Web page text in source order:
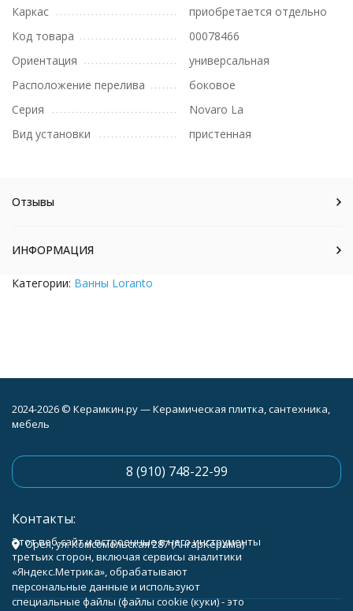
Каркас
приобретается отдельно
Код товара
00078466
Ориентация
универсальная
Расположение перелива
боковое
Серия
Novaro La
Вид установки
пристенная
Отзывы
ИНФОРМАЦИЯ
Категории: Ванны Loranto
2024-2026 © Керамкин.ру — Керамическая плитка, сантехника,
мебель
8 (910) 748-22-99
Контакты:
Орёл, ул. Комсомольская 287 (АнгарКерама)
Этот веб-сайт и встроенные в него инструменты
третьих сторон, включая сервисы аналитики
«Яндекс.Метрика», обрабатывают
персональные данные и используют
специальные файлы (файлы cookie (куки) - это